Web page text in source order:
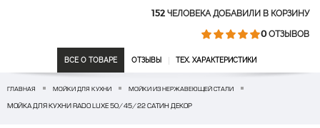
ВСЕ О ТОВАРЕ ОТЗЫВЫ ТЕХ. ХАРАКТЕРИСТИКИ
152 ЧЕЛОВЕКА ДОБАВИЛИ В КОРЗИНУ
0ОТЗЫВОВ
ГЛАВНАЯ МОЙКИ ДЛЯ КУХНИ МОЙКИ ИЗ НЕРЖАВЕЮЩЕЙ СТАЛИ
МОЙКА ДЛЯ КУХНИ RADO LUXE 50/45/22 САТИН ДЕКОР